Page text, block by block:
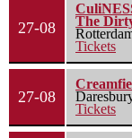
27-08
The
Tickets
27-08
Tickets